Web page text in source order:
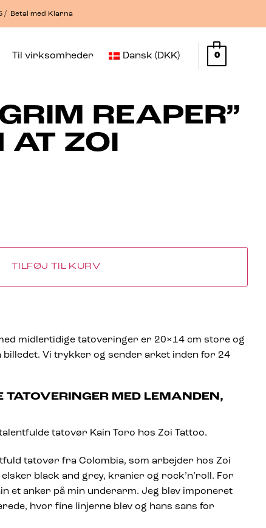
/ Betal med Klarna
Til virksomheder Dansk (DKK) 0
REAPER”
AT ZOI
TILFØJ TIL KURV
midlertidige tatoveringer er 20×14 cm store og
billedet. Vi trykker og sender arket inden for 24
TATOVERINGER MED LEMANDEN,
tatovør Kain Toro hos Zoi Tattoo.
tatovør fra Colombia, som arbejder hos Zoi
elsker black and grey, kranier og rock’n’roll. For
et anker på min underarm. Jeg blev imponeret
hvor fine linjerne blev og hans sans for